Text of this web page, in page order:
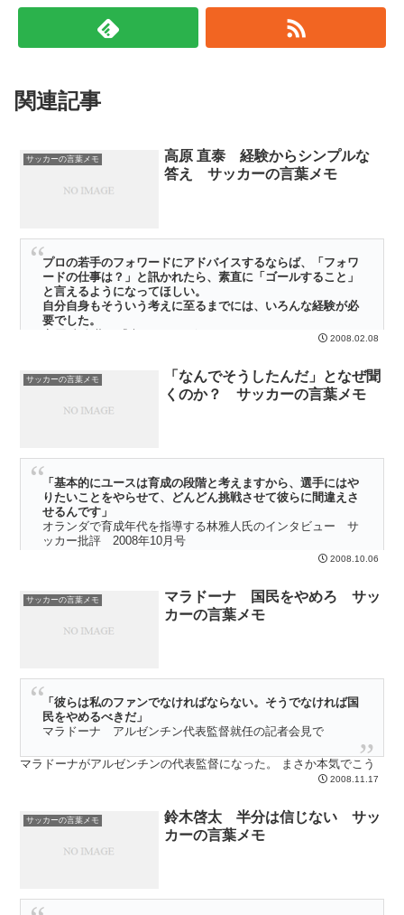
関連記事
サッカーの言葉メモ
高原 直泰 経験からシンプルな
答え サッカーの言葉メモ
プロの若手のフォワードにアドバイスするならば、「フォワ
ードの仕事は？」と訊かれたら、素直に「ゴールすること」
と言えるようになってほしい。
自分自身もそういう考えに至るまでには、いろんな経験が必
要でした。
この高原の言葉、最後の1行ですね。ぐっときたのは・・・・・
2008.02.08
サッカーの言葉メモ
「なんでそうしたんだ」となぜ聞
くのか？ サッカーの言葉メモ
「基本的にユースは育成の段階と考えますから、選手にはや
りたいことをやらせて、どんどん挑戦させて彼らに間違えさ
せるんです」
オランダで育成年代を指導する林雅人氏のインタビュー サ
ッカー批評 2008年10月号
2008.10.06
サッカーの言葉メモ
マラドーナ 国民をやめろ サッ
カーの言葉メモ
「彼らは私のファンでなければならない。そうでなければ国
民をやめるべきだ」
マラドーナ アルゼンチン代表監督就任の記者会見で
マラドーナがアルゼンチンの代表監督になった。 まさか本気でこう
2008.11.17
サッカーの言葉メモ
鈴木啓太 半分は信じない サッ
カーの言葉メモ